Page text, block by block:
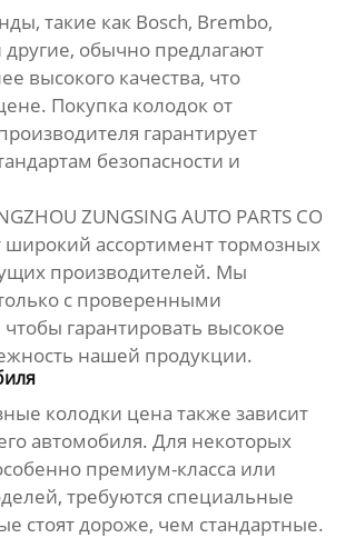
такие как Bosch, Brembo,
другие, обычно предлагают
высокого качества, что
Покупка колодок от
гарантирует
безопасности и
ZUNGSING AUTO PARTS CO
широкий ассортимент тормозных
производителей. Мы
с проверенными
гарантировать высокое
нашей продукции.
колодки цена также зависит
автомобиля. Для некоторых
премиум-класса или
требуются специальные
стоят дороже, чем стандартные.